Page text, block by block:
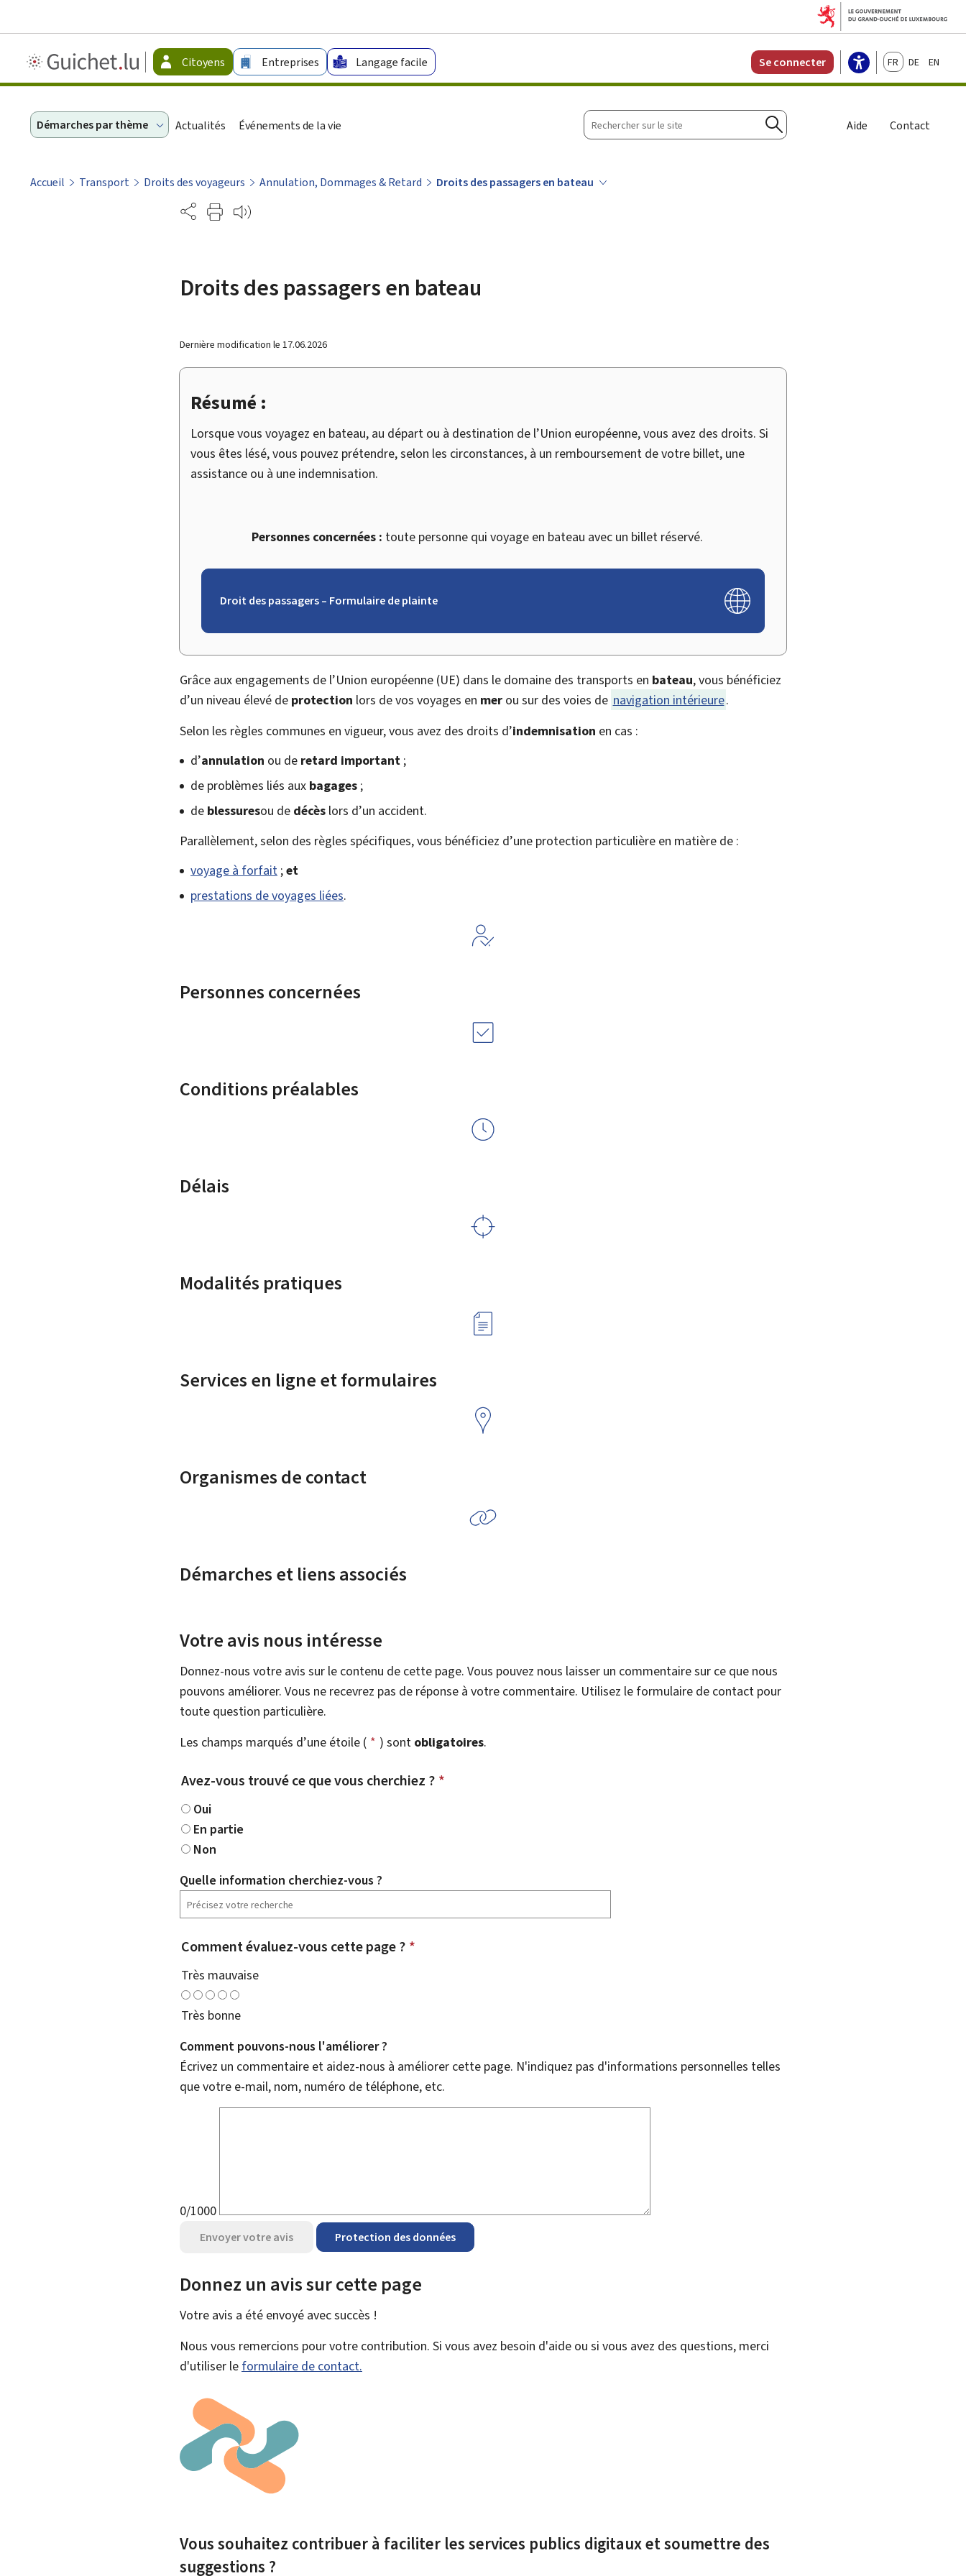
Guichet.lu
-
Citoyens Entreprises Langage facile Se connecter FrançaisDeutschEnglish
Démarches par thème Actualités Événements de la vie
Rechercher
sur
site
Rechercher
Aide Contact
Accueil Transport Droits des voyageurs Annulation, Dommages & Retard
Droits des passagers en bateau
Partage
Droits des passagers en bateau
Dernière modification le 17.06.2026
Résumé :
Lorsque vous voyagez en bateau, au départ ou à destination de l’Union européenne, vous avez des droits. Si
vous êtes lésé, vous pouvez prétendre, selon les circonstances, à un remboursement de votre billet, une
assistance ou à une indemnisation.
Personnes concernées : toute personne qui voyage en bateau avec un billet réservé.
Droit des passagers – Formulaire de plainte
Grâce aux engagements de l’Union européenne (UE) dans le domaine des transports en bateau, vous bénéficiez
d’un niveau élevé de protection lors de vos voyages en mer ou sur des voies de navigation intérieure.
Selon les règles communes en vigueur, vous avez des droits d’indemnisation en cas :
d’annulation ou de retard important ;
de problèmes liés aux bagages ;
de blessuresou de décès lors d’un accident.
Parallèlement, selon des règles spécifiques, vous bénéficiez d’une protection particulière en matière de :
voyage à forfait ;et
prestations de voyages liées.
Personnes concernées
Conditions préalables
Délais
Modalités pratiques
Services en ligne et formulaires
Organismes de contact
Démarches et liens associés
Votre avis nous intéresse
Donnez-nous votre avis sur le contenu de cette page. Vous pouvez nous laisser un commentaire sur ce que nous
pouvons améliorer. Vous ne recevrez pas de réponse à votre commentaire. Utilisez le formulaire de contact pour
toute question particulière.
Les champs marqués d’une étoile ( * ) sont obligatoires.
Avez-vous trouvé ce que vous cherchiez ? *
Oui
En partie
Non
Quelle information cherchiez-vous ?
Comment évaluez-vous cette page ? *
Très mauvaise
Très bonne
Comment pouvons-nous l'améliorer ?
Écrivez un commentaire et aidez-nous à améliorer cette page. N'indiquez pas d'informations personnelles telles
que votre e-mail, nom, numéro de téléphone, etc.
0/1000
Envoyer votre avis Protection des données
Donnez un avis sur cette page
Votre avis a été envoyé avecsuccès !
Nous vous remercions pour votre contribution. Si vous avez besoin d'aide ou si vous avez des questions, merci
d'utiliser le formulaire de contact.
Vous souhaitez contribuer à faciliter les services publics digitaux et soumettre des
suggestions ?